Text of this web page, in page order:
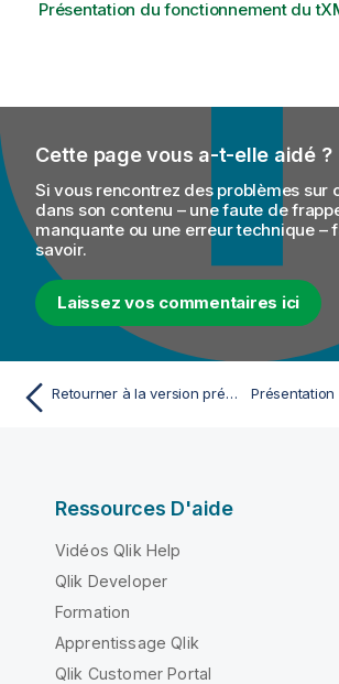
Présentation du fonctionnement du
Cette page vous a-t-elle aidé ?
Si vous rencontrez des problèmes sur
dans son contenu – une faute de
manquante ou une erreur technique –
savoir.
Laissez vos commentaires ici
Retourner à la version précédente d'un élément de projet sur un tag
Ressources D'aide
Vidéos Qlik Help
Qlik Developer
Formation
Apprentissage Qlik
Qlik Customer Portal